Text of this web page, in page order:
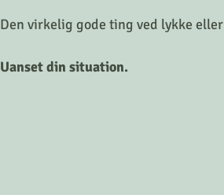
Den virkelig gode ting ved lykke
Uanset din situation.